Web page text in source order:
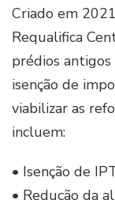
Criado em
Requalifica
prédios
isenção de
viabilizar as
incluem:
• Isenção de
• Redução da